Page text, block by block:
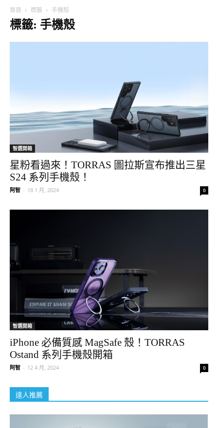
首頁 標籤 手機殼
標籤: 手機殼
智選開箱
星粉看過來！TORRAS 圖拉斯宣布推出三星
S24 系列手機殼！
阿智 - 18 1 月, 2024 0
智選開箱
iPhone 必備質感 MagSafe 殼！TORRAS
Ostand 系列手機殼開箱
阿智 - 12 4 月, 2024 0
達人推薦